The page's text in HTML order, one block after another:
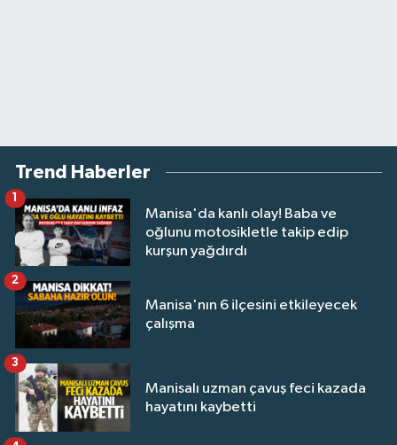
Trend Haberler
Manisa'da kanlı olay! Baba ve
oğlunu motosikletle takip edip
kurşun yağdırdı
Manisa'nın 6 ilçesini etkileyecek
çalışma
2
Manisalı uzman çavuş feci kazada
hayatını kaybetti
3